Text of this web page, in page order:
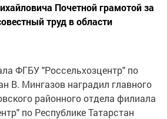
Почетной грамотой за
труд в области
ФГБУ "Россельхозцентр" по
В. Мингазов наградил главного
районного отдела филиала
по Республике Татарстан